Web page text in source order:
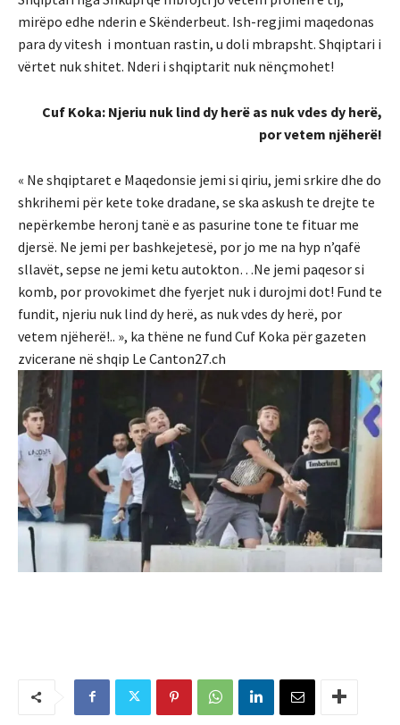
mirëpo edhe nderin e Skënderbeut. Ish-regjimi maqedonas
para dy vitesh i montuan rastin, u doli mbrapsht. Shqiptari i
vërtet nuk shitet. Nderi i shqiptarit nuk nënçmohet!
Cuf Koka: Njeriu nuk lind dy herë as nuk vdes dy herë,
por vetem njëherë!
« Ne shqiptaret e Maqedonsie jemi si qiriu, jemi srkire dhe do
shkrihemi për kete toke dradane, se ska askush te drejte te
nepërkembe heronj tanë e as pasurine tone te fituar me
djersë. Ne jemi per bashkejetesë, por jo me na hyp n’qafë
sllavët, sepse ne jemi ketu autokton…Ne jemi paqesor si
komb, por provokimet dhe fyerjet nuk i durojmi dot! Fund te
fundit, njeriu nuk lind dy herë, as nuk vdes dy herë, por
vetem njëherë!.. », ka thëne ne fund Cuf Koka për gazeten
zvicerane në shqip Le Canton27.ch